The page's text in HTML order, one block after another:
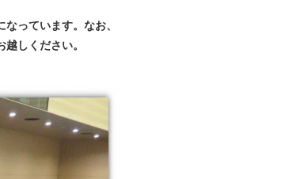
っています。なお、
しください。